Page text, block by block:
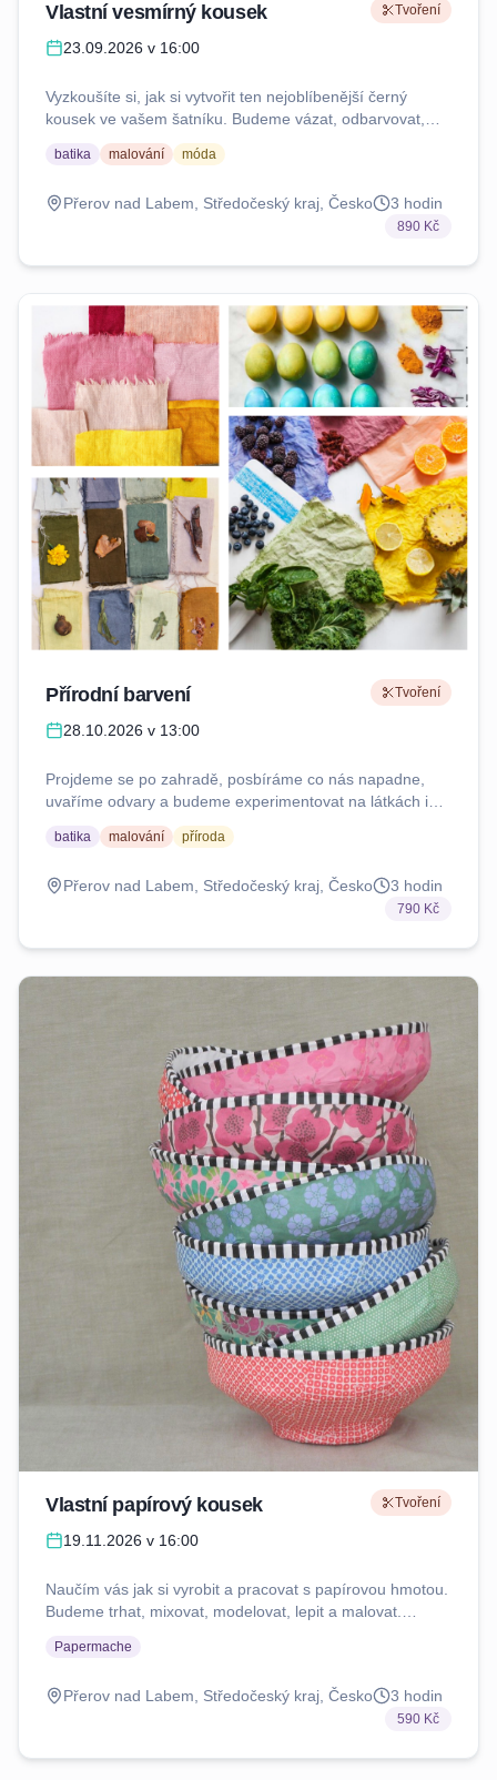
Vlastní vesmírný kousek
23.09.2026 v 16:00
Tvoření
Vyzkoušíte si, jak si vytvořit ten nejoblíbenější černý
kousek ve vašem šatníku. Budeme vázat, odbarvovat,
barvit a experimentovat. Každý si domu odnese 1 hotový
kousek. Techniku samostatně zvládnou i děti nad 12 let.
počasí dovolí, budeme tvořit venku. Jako už tradičně
dospělé, tentokrát bez dětí. Cena je za 1 finální kousek.
Je jedno jestli ho budete tvořit sami nebo ve dvou. Záleží
jen na vás. Sejdeme se u mě v zahradním ateliéru. Když
počasí dovolí, budeme tvořit venku.
batika malování móda
Přerov nad Labem, Středočeský kraj, Česko 3 hodin
890 Kč
Přírodní barvení
28.10.2026 v 13:00
Tvoření
Projdeme se po zahradě, posbíráme co nás napadne,
uvaříme odvary a budeme experimentovat na látkách i
papírech. Jako výsledek si odnesete barevný vzorník.
Woskhop je vhodný pro děti od 3 let. Je připravený jako
jedno jestli ho budete tvořit společně, nebo každý za
batika malování příroda
Přerov nad Labem, Středočeský kraj, Česko 3 hodin
790 Kč
Vlastní papírový kousek
19.11.2026 v 16:00
Tvoření
Naučím vás jak si vyrobit a pracovat s papírovou hmotou.
Budeme trhat, mixovat, modelovat, lepit a malovat.
Tvořit budete společně. Každý si domů odnese 2-3 své
oblečení, pití a něco teplého na nohy. Cena je za
Papermache
Přerov nad Labem, Středočeský kraj, Česko 3 hodin
590 Kč